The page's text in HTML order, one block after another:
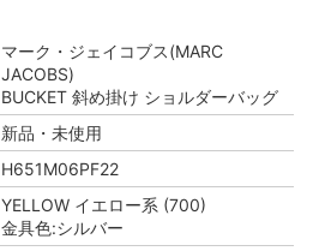
マーク・ジェイコブス(MARC
JACOBS)
BUCKET 斜め掛け ショルダーバッグ
新品・未使用
H651M06PF22
YELLOW イエロー系 (700)
金具色:シルバー